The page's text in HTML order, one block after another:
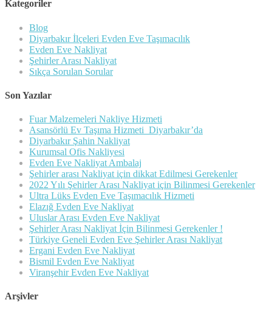
Kategoriler
Blog
Diyarbakır İlçeleri Evden Eve Taşımacılık
Evden Eve Nakliyat
Şehirler Arası Nakliyat
Sıkça Sorulan Sorular
Son Yazılar
Fuar Malzemeleri Nakliye Hizmeti
Asansörlü Ev Taşıma Hizmeti Diyarbakır’da
Diyarbakır Şahin Nakliyat
Kurumsal Ofis Nakliyesi
Evden Eve Nakliyat Ambalaj
Şehirler arası Nakliyat için dikkat Edilmesi Gerekenler
2022 Yılı Şehirler Arası Nakliyat için Bilinmesi Gerekenler
Ultra Lüks Evden Eve Taşımacılık Hizmeti
Elazığ Evden Eve Nakliyat
Uluslar Arası Evden Eve Nakliyat
Şehirler Arası Nakliyat İçin Bilinmesi Gerekenler !
Türkiye Geneli Evden Eve Şehirler Arası Nakliyat
Ergani Evden Eve Nakliyat
Bismil Evden Eve Nakliyat
Viranşehir Evden Eve Nakliyat
Arşivler